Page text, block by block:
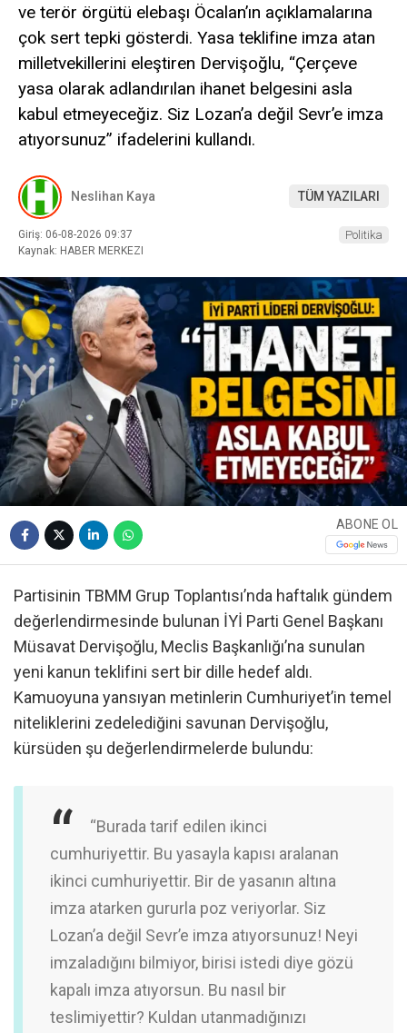
ve terör örgütü elebaşı Öcalan’ın açıklamalarına
çok sert tepki gösterdi. Yasa teklifine imza atan
milletvekillerini eleştiren Dervişoğlu, “Çerçeve
yasa olarak adlandırılan ihanet belgesini asla
kabul etmeyeceğiz. Siz Lozan’a değil Sevr’e imza
atıyorsunuz” ifadelerini kullandı.
Neslihan Kaya TÜM YAZILARI
Giriş: 06-08-2026 09:37
Kaynak: HABER MERKEZI
Politika
ABONE OL
Partisinin TBMM Grup Toplantısı’nda haftalık gündem
değerlendirmesinde bulunan İYİ Parti Genel Başkanı
Müsavat Dervişoğlu, Meclis Başkanlığı’na sunulan
yeni kanun teklifini sert bir dille hedef aldı.
Kamuoyuna yansıyan metinlerin Cumhuriyet’in temel
niteliklerini zedelediğini savunan Dervişoğlu,
kürsüden şu değerlendirmelerde bulundu:
“Burada tarif edilen ikinci
cumhuriyettir. Bu yasayla kapısı aralanan
ikinci cumhuriyettir. Bir de yasanın altına
imza atarken gururla poz veriyorlar. Siz
Lozan’a değil Sevr’e imza atıyorsunuz! Neyi
imzaladığını bilmiyor, birisi istedi diye gözü
kapalı imza atıyorsun. Bu nasıl bir
teslimiyettir? Kuldan utanmadığınızı